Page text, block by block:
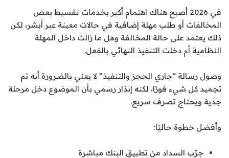
في 2026 أصبح هناك اهتمام أكبر بخدمات تقسيط بعض
المخالفات أو طلب مهلة إضافية في حالات معينة عبر أبشر، لكن
ذلك يعتمد على حالة المخالفة وهل ما زالت داخل المهلة
النظامية أم دخلت التنفيذ النهائي بالفعل.
وصول رسالة “جاري الحجز والتنفيذ” لا يعني بالضرورة أنه تم
تجميد كل شيء فورًا، لكنه إنذار رسمي بأن الموضوع دخل مرحلة
جدية ويحتاج تصرف سريع.
وأفضل خطوة حاليًا:
جرّب السداد من تطبيق البنك مباشرة